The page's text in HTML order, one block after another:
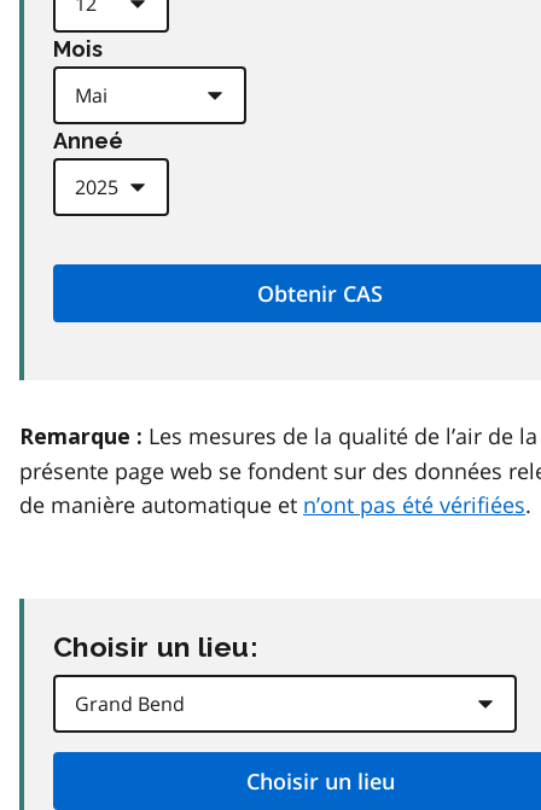
Mois
Anneé
Remarque : Les mesures de la qualité de l’air de la
présente page web se fondent sur des données
de manière automatique et n’ont pas été vérifiées.
Choisir un lieu: